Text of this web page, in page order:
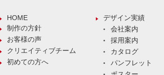
HOME
制作の方針
お客様の声
クリエイティブチーム
初めての方へ
デザイン実績
会社案内
採用案内
カタログ
パンフレット